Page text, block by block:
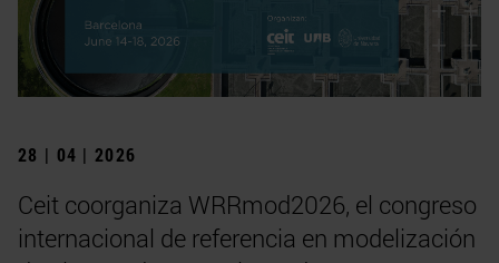
28 | 04 | 2026
Ceit coorganiza WRRmod2026, el congreso
internacional de referencia en modelización